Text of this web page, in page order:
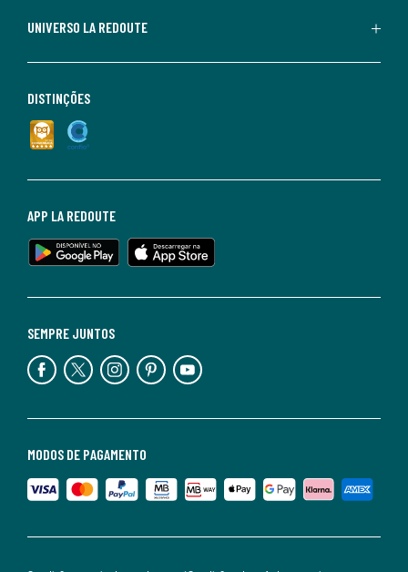
UNIVERSO LA REDOUTE
MODOS DE PAGAMENTO
SEMPRE JUNTOS
APP LA REDOUTE
DISTINÇÕES